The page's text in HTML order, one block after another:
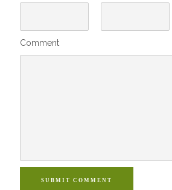
Comment
SUBMIT COMMENT